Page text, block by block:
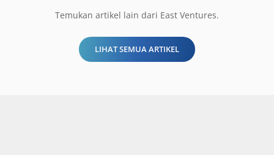
Temukan artikel lain dari East Ventures.
LIHAT SEMUA ARTIKEL